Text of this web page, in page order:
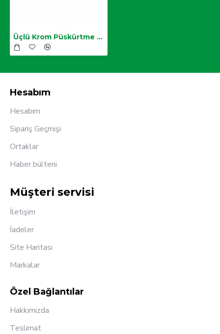
Üçlü Krom Püskürtme Borusu
Hesabım
Hesabım
Sipariş Geçmişi
Ortaklar
Haber bülteni
Müşteri servisi
İletişim
İadeler
Site Haritası
Markalar
Özel Bağlantılar
Hakkımızda
Teslimat